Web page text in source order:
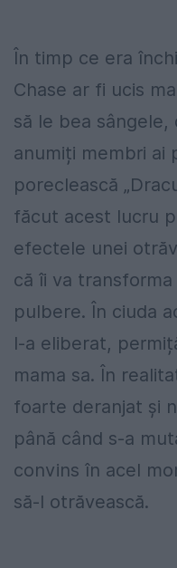
În timp ce era
Chase ar fi ucis
să le bea
anumiți membri ai
poreclească
făcut acest lucru
efectele unei
că îi va
pulbere. În ciuda
l-a eliberat,
mama sa. În
foarte deranjat și
până când s-a
convins în acel
să-l otrăvească.